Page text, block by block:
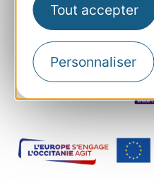
Tout accepter
Personnaliser
Plan du site